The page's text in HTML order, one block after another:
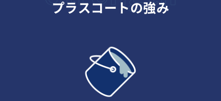
プラスコートの強み